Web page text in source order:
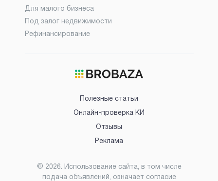
Для малого бизнеса
Под залог недвижимости
Рефинансирование
Полезные статьи
Онлайн-проверка КИ
Отзывы
Реклама
© 2026. Использование сайта, в том числе
подача объявлений, означает согласие